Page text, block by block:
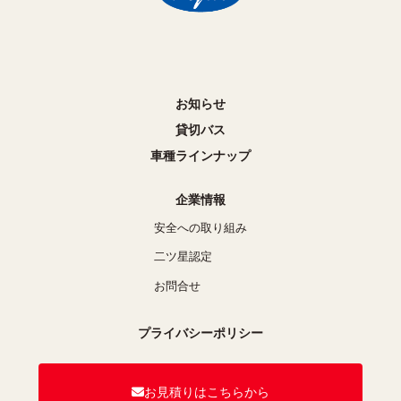
お知らせ
貸切バス
車種ラインナップ
企業情報
安全への取り組み
二ツ星認定
お問合せ
プライバシーポリシー
お見積りはこちらから